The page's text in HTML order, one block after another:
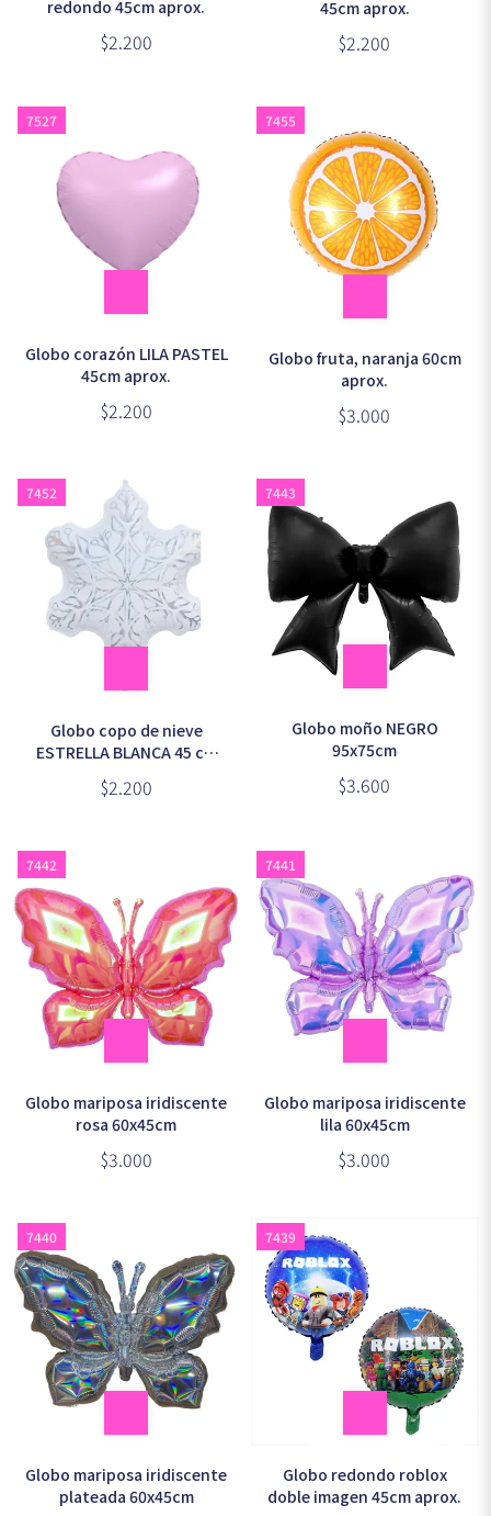
redondo 45cm aprox.
$2.200
45cm aprox.
$2.200
7527
Globo corazón LILA PASTEL
45cm aprox.
$2.200
7455
Globo fruta, naranja 60cm
aprox.
$3.000
7452
Globo copo de nieve
ESTRELLA BLANCA 45 cm
aprox.
$2.200
7443
Globo moño NEGRO
95x75cm
$3.600
7442
Globo mariposa iridiscente
rosa 60x45cm
$3.000
7441
Globo mariposa iridiscente
lila 60x45cm
$3.000
7440
Globo mariposa iridiscente
plateada 60x45cm
7439
Globo redondo roblox
doble imagen 45cm aprox.